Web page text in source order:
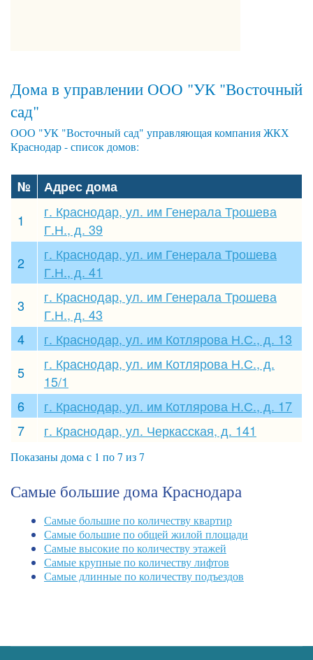
Дома в управлении ООО "УК "Восточный
сад"
ООО "УК "Восточный сад" управляющая компания ЖКХ
Краснодар - список домов:
№
Адрес дома
1
г. Краснодар, ул. им Генерала Трошева
Г.Н., д. 39
2
г. Краснодар, ул. им Генерала Трошева
Г.Н., д. 41
3
г. Краснодар, ул. им Генерала Трошева
Г.Н., д. 43
4
г. Краснодар, ул. им Котлярова Н.С., д. 13
5
г. Краснодар, ул. им Котлярова Н.С., д.
15/1
6
г. Краснодар, ул. им Котлярова Н.С., д. 17
7
г. Краснодар, ул. Черкасская, д. 141
Показаны дома с 1 по 7 из 7
Самые большие дома Краснодара
Самые большие по количеству квартир
Самые большие по общей жилой площади
Самые высокие по количеству этажей
Самые крупные по количеству лифтов
Самые длинные по количеству подъездов